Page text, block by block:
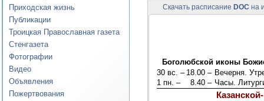
Приходская жизнь
Публикации
Троицкая Православная газета
Стенгазета
Фотографии
Видео
Объявления
Пожертвования
Скачать расписание DOC на
Боголюбской иконы
30 вс. – 18.00 – Вечерня.
1 пн. –
8.40 – Часы.